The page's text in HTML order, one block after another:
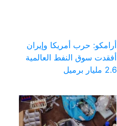
أرامكو: حرب أمريكا وإيران
أفقدت سوق النفط العالمية
2.6 مليار برميل